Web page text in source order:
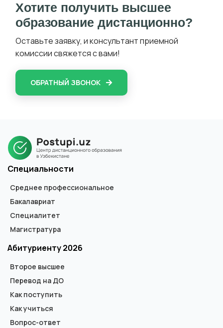
Хотите получить высшее
образование дистанционно?
Оставьте заявку, и консультант приемной
комиссии свяжется с вами!
ОБРАТНЫЙ ЗВОНОК
Специальности
Среднее профессиональное
Бакалавриат
Специалитет
Магистратура
Абитуриенту 2026
Второе высшее
Перевод на ДО
Как поступить
Как учиться
Вопрос-ответ